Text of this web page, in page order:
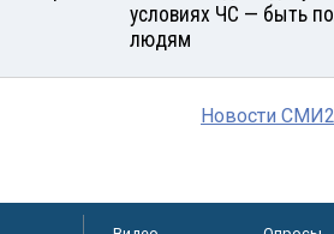
условиях ЧС — быть
людям
Новости СМИ2